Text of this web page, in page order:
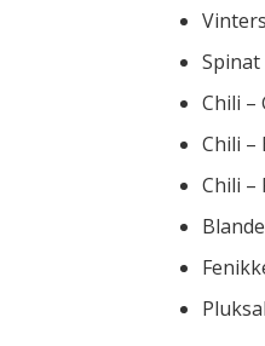
Spinat
Chili –
Chili
Chili –